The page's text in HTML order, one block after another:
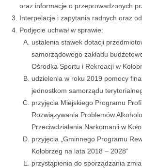
oraz informacje o przeprowadzonych
Interpelacje i zapytania radnych oraz
Podjęcie uchwał w sprawie:
ustalenia stawek dotacji
samorządowego zakładu
Ośrodka Sportu i Rekreacji w
udzielenia w roku 2019 pomocy
jednostkom samorządu
przyjęcia Miejskiego Programu
Rozwiązywania Problemów
Przeciwdziałania Narkomanii w
przyjęcia „Gminnego Programu
Kołobrzeg na lata 2018 – 2028”
przystąpienia do sporządzania